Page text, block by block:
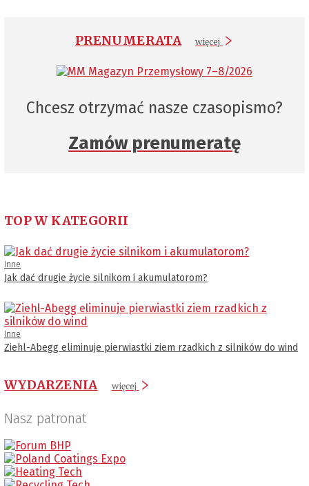
PRENUMERATA więcej
Chcesz otrzymać nasze czasopismo?
Zamów prenumeratę
TOP W KATEGORII
Inne
Jak dać drugie życie silnikom i akumulatorom?
Inne
Ziehl-Abegg eliminuje pierwiastki ziem rzadkich z silników do wind
WYDARZENIA więcej
Nasz patronat